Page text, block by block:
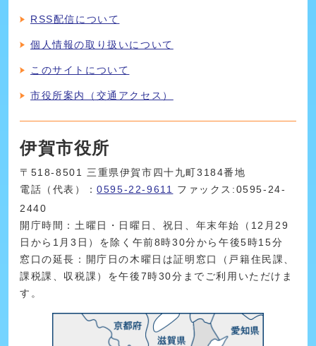
RSS配信について
個人情報の取り扱いについて
このサイトについて
市役所案内（交通アクセス）
伊賀市役所
〒518-8501 三重県伊賀市四十九町3184番地
電話（代表）：0595-22-9611
ファックス:0595-24-
2440
開庁時間：土曜日・日曜日、祝日、年末年始（12月29
日から1月3日）を除く午前8時30分から午後5時15分
窓口の延長：開庁日の木曜日は証明窓口（戸籍住民課、
課税課、収税課）を午後7時30分までご利用いただけま
す。